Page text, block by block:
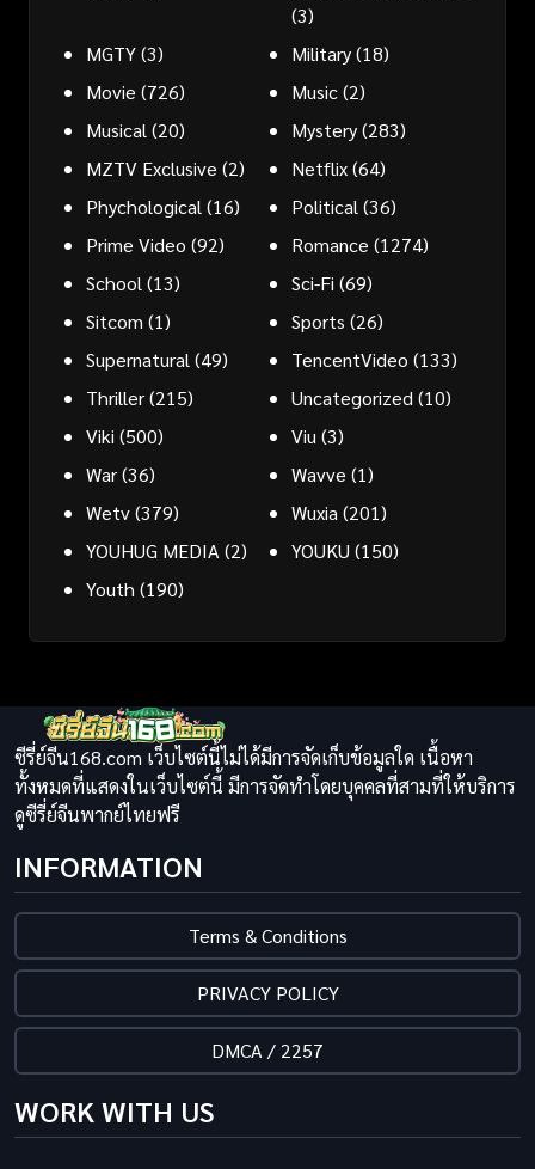
(3)
MGTY(3) Military(18)
Movie (726) Music(2)
Musical (20) Mystery(283)
MZTV Exclusive (2) Netflix(64)
Phychological (16) Political (36)
Prime Video (92) Romance (1274)
School (13) Sci-Fi (69)
Sitcom (1) Sports (26)
Supernatural (49) TencentVideo (133)
Thriller(215) Uncategorized (10)
Viki (500) Viu (3)
War(36) Wavve (1)
Wetv(379) Wuxia (201)
YOUHUG MEDIA (2) YOUKU (150)
Youth (190)
ซีรี่ย์จีน168.com เว็บไซต์นี้ไม่ได้มีการจัดเก็บข้อมูลใด เนื้อหา
ทั้งหมดที่แสดงในเว็บไซต์นี้ มีการจัดทำโดยบุคคลที่สามที่ให้บริการ
ดูซีรี่ย์จีนพากย์ไทยฟรี
INFORMATION
Terms & Conditions
PRIVACY POLICY
DMCA / 2257
WORK WITH US